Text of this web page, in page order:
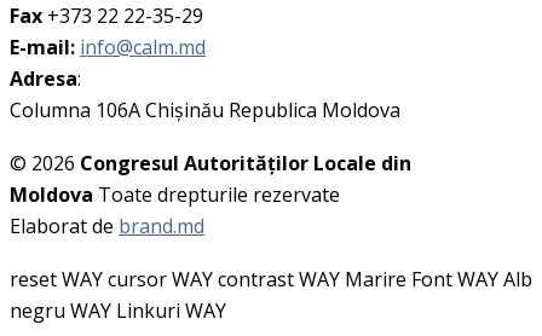
Fax +373 22 22-35-29
E-mail: info@calm.md
Adresa:
Columna 106A Chişinău Republica Moldova
© 2026 Congresul Autorităţilor Locale din
Moldova Toate drepturile rezervate
Elaborat de brand.md
reset WAYcursor WAYcontrast WAY Marire Font WAYAlb
negru WAY Linkuri WAY